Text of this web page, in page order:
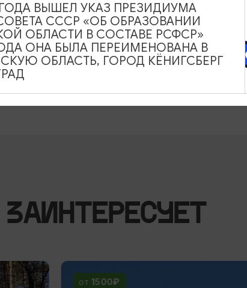
Форт №11 «Дёнхофф» - 600/300 руб. (дети,
300 руб. (дети, пенсионеры).
ОТ 1500₽
ГОДА ВЫШЕЛ УКАЗ ПРЕЗИДИУМА
СССР «ОБ ОБРАЗОВАНИИ
ОБЛАСТИ В СОСТАВЕ РСФСР»
ОНА БЫЛА ПЕРЕИМЕНОВАНА В
ОБЛАСТЬ, ГОРОД КЁНИГСБЕРГ